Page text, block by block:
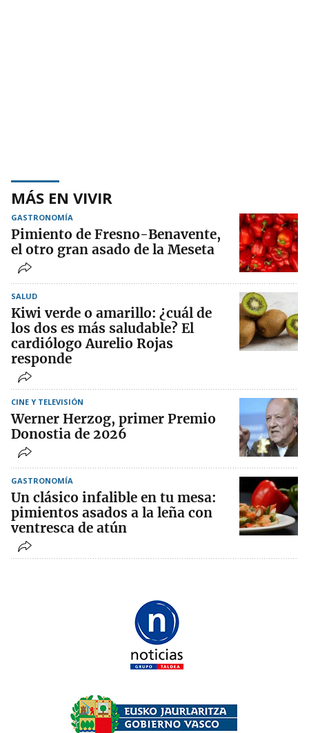
MÁS EN VIVIR
GASTRONOMÍA
Pimiento de Fresno-Benavente,
el otro gran asado de la Meseta
SALUD
Kiwi verde o amarillo: ¿cuál de
los dos es más saludable? El
cardiólogo Aurelio Rojas
responde
CINE Y TELEVISIÓN
Werner Herzog, primer Premio
Donostia de 2026
GASTRONOMÍA
Un clásico infalible en tu mesa:
pimientos asados a la leña con
ventresca de atún